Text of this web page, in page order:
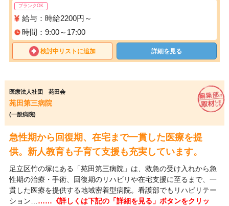
ブランクOK
給与：時給2200円～
時間：9:00～17:00
検討中リストに追加 詳細を見る
医療法人社団 苑田会
苑田第三病院
(一般病院)
急性期から回復期、在宅まで一貫した医療を提
供。新人教育も子育て支援も充実しています。
足立区竹の塚にある「苑田第三病院」は、救急の受け入れから急
性期の治療・手術、回復期のリハビリや在宅支援に至るまで、一
貫した医療を提供する地域密着型病院。看護部でもリハビリテー
ション… ……《詳しくは下記の「詳細を見る」ボタンをクリッ